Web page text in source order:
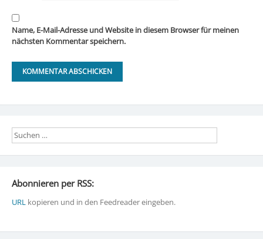
Name, E-Mail-Adresse und Website in diesem Browser für meinen
nächsten Kommentar speichern.
Abonnieren per RSS:
URLkopieren und in den Feedreader eingeben.